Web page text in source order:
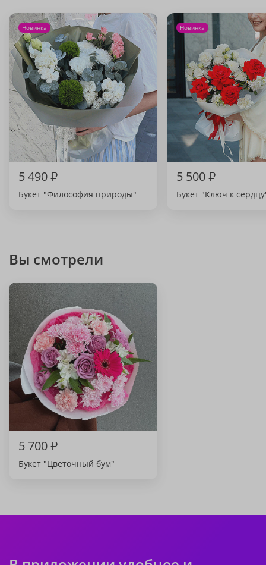
Новинка
5 490₽
Букет "Философия природы"
Новинка
5 500₽
Букет "Ключ к
Вы смотрели
5 700₽
Букет "Цветочный бум"